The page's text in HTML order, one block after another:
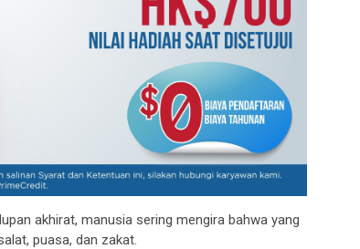
akhirat, manusia sering mengira bahwa yang
puasa, dan zakat.